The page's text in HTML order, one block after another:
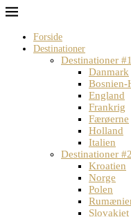
Forside
Destinationer
Destinationer #1
Danmark
Bosnien-
England
Frankrig
Færøerne
Holland
Italien
Destinationer #2
Kroatien
Norge
Polen
Slovakiet